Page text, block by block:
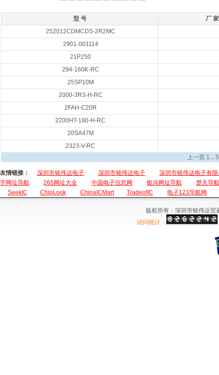
型 号
厂 家
252012CDMCDS-2R2MC
2901-001114
21P250
294-160K-RC
25SP10M
2000-3R3-H-RC
2FAH-C20R
2200HT-180-H-RC
20SA47M
2323-V-RC
上一页 1... 5
友情链接： 深圳市铭伟达电子 深圳市铭伟达电子
深圳市铭伟达电子有
宇网址导航
265网址大全 中国电子信息网 银河网址导航
楚天导航
SeekIC
ChipLook ChinaICMart TradeofIC 电子123导航网
版权所有：深圳市铭伟达
访问统计：